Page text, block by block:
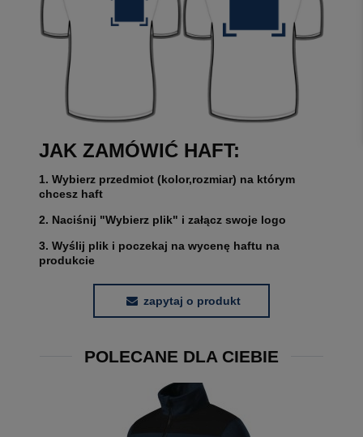
JAK ZAMÓWIĆ HAFT:
1. Wybierz przedmiot (kolor,rozmiar) na którym
chcesz haft
2. Naciśnij "Wybierz plik" i załącz swoje logo
3. Wyślij plik i poczekaj na wycenę haftu na
produkcie
zapytaj o produkt
POLECANE DLA CIEBIE